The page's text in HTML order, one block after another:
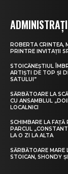
ROBERTA CRINTEA,
PRINTRE INVITAȚII
STOICĂNEȘTIUL
ARTIȘTI DE TOP ȘI
SATULUI”
SĂRBĂTOARE LA
CU ANSAMBLUL
LOCALNICI
SCHIMBARE LA
PARCUL
LA O ZI LA ALTA
SĂRBĂTOARE MARE
STOICAN, SHONDY